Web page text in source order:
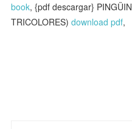
book, {pdf descargar}
TRICOLORES)download pdf,